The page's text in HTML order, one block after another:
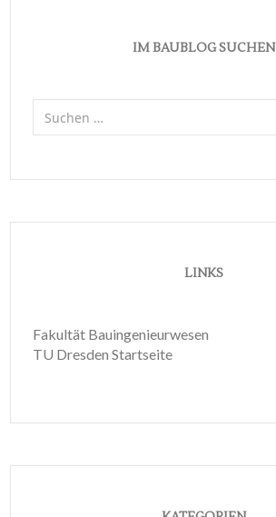
IM BAUBLOG SUCHEN
nach:
LINKS
Fakultät Bauingenieurwesen
TU Dresden Startseite